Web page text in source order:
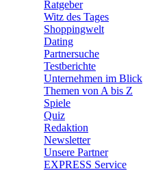
Ratgeber
Witz des Tages
Shoppingwelt
Dating
Partnersuche
Testberichte
Unternehmen im Blick
Themen von A bis Z
Spiele
Quiz
Redaktion
Newsletter
Unsere Partner
EXPRESS Service